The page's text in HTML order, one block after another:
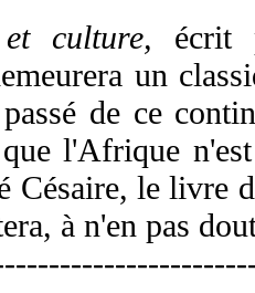
culture, écrit
un
de ce
l'Afrique
Césaire, le livre
à n'en pas